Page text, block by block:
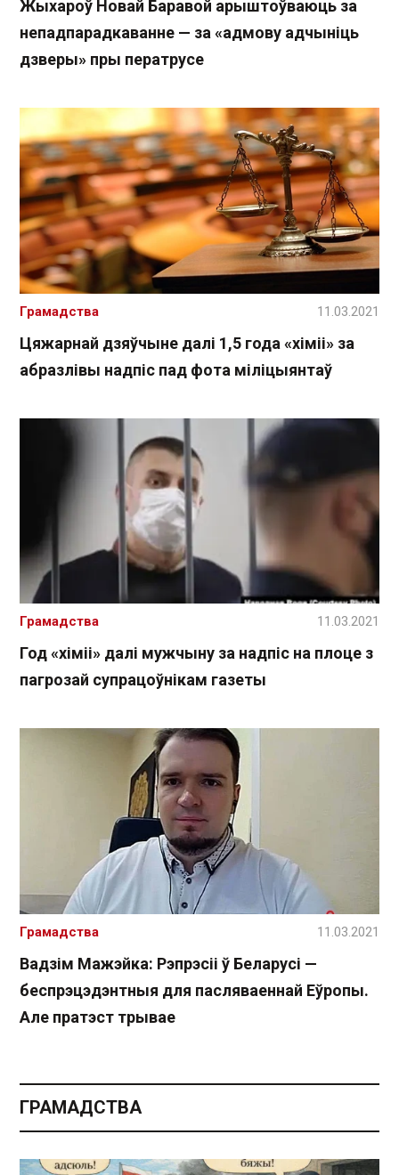
Жыхароў Новай Баравой арыштоўваюць за
непадпарадкаванне — за «адмову адчыніць
дзверы» пры ператрусе
Цяжарнай дзяўчыне далі 1,5 года «хіміі» за
абразлівы надпіс пад фота міліцыянтаў
Грамадства 11.03.2021
Год «хіміі» далі мужчыну за надпіс на плоце з
пагрозай супрацоўнікам газеты
Грамадства 11.03.2021
Вадзім Мажэйка: Рэпрэсіі ў Беларусі —
беспрэцэдэнтныя для пасляваеннай Еўропы.
Але пратэст трывае
Грамадства 11.03.2021
ГРАМАДСТВА